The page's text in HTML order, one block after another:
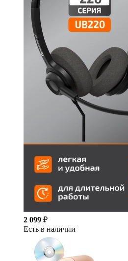
2 099 ₽
Есть в наличии